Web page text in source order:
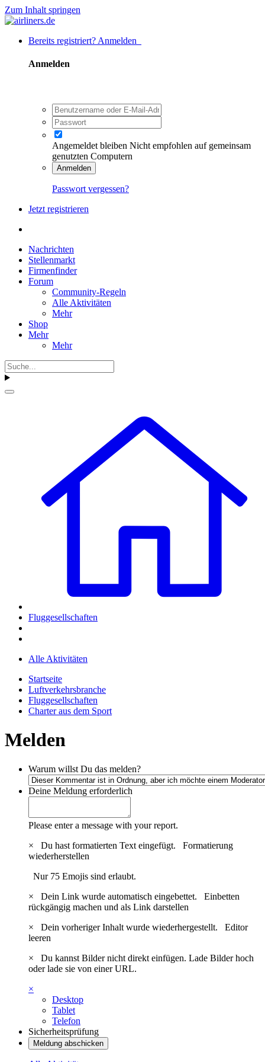
Zum Inhalt springen
Bereits registriert? Anmelden
Anmelden
Angemeldet bleiben Nicht empfohlen auf gemeinsam
genutzten Computern
Anmelden
Passwort vergessen?
Jetzt registrieren
Nachrichten
Stellenmarkt
Firmenfinder
Forum
Community-Regeln
Alle Aktivitäten
Mehr
Shop
Mehr
Mehr
Fluggesellschaften
Alle Aktivitäten
Startseite
Luftverkehrsbranche
Fluggesellschaften
Charter aus dem Sport
Melden
Warum willst Du das melden?
Deine Meldung erforderlich
Please enter a message with your report.
×
Du hast formatierten Text eingefügt. Formatierung
wiederherstellen
Nur 75 Emojis sind erlaubt.
×
Dein Link wurde automatisch eingebettet. Einbetten
rückgängig machen und als Link darstellen
×
Dein vorheriger Inhalt wurde wiederhergestellt. Editor
leeren
×
Du kannst Bilder nicht direkt einfügen. Lade Bilder hoch
oder lade sie von einer URL.
×
Desktop
Tablet
Telefon
Sicherheitsprüfung
Meldung abschicken